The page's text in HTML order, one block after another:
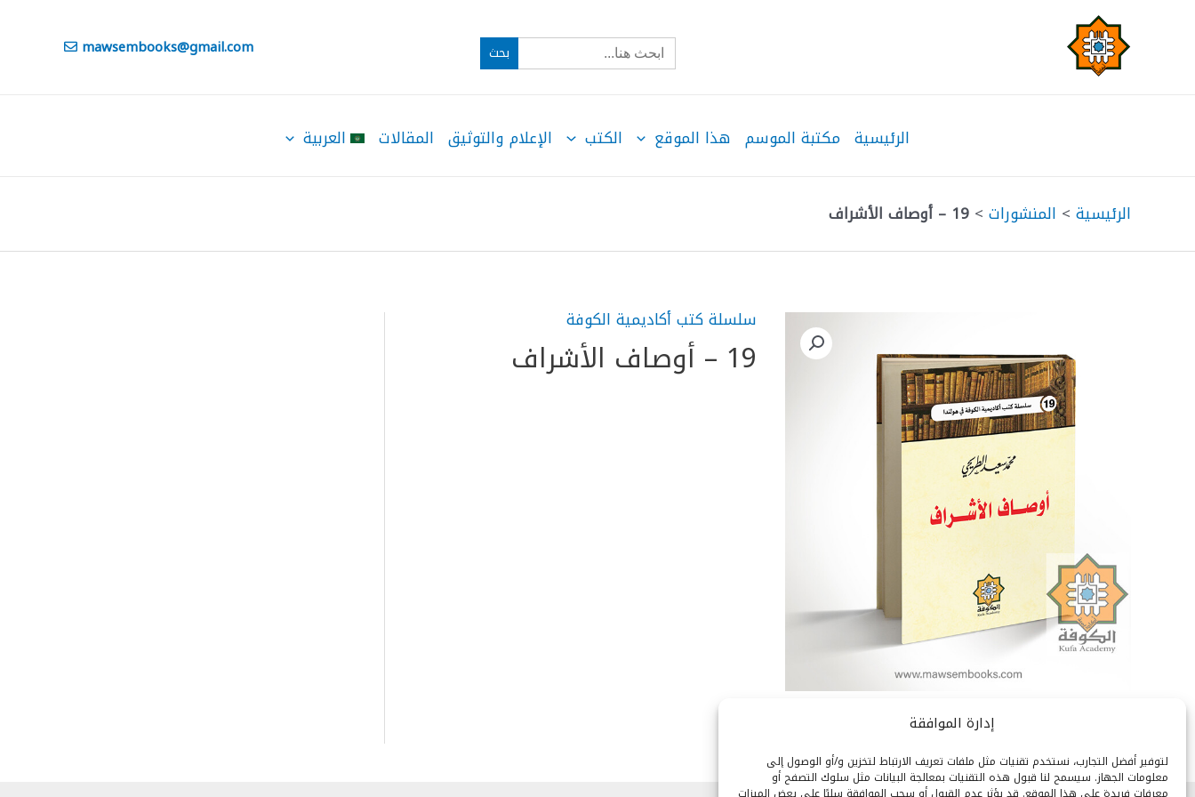
إدارة الموافقة
لتوفير أفضل التجارب، نستخدم تقنيات مثل ملفات تعريف الارتباط لتخزين و/أو الوصول إلى
معلومات الجهاز. سيسمح لنا قبول هذه التقنيات بمعالجة البيانات مثل سلوك التصفح أو
Search
for:
mawsembooks@gmail.com
الرئيسية مكتبة الموسم هذا الموقع الكتب الإعلام والتوثيق المقالات العربية
الرئيسية > المنشورات > 19 – أوصاف الأشراف
سلسلة كتب أكاديمية الكوفة
19 – أوصاف الأشراف